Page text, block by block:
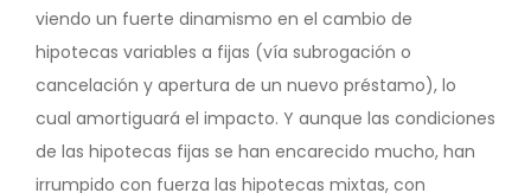
viendo un fuerte dinamismo en el cambio de
hipotecas variables a fijas (vía subrogación o
cancelación y apertura de un nuevo préstamo), lo
cual amortiguará el impacto. Y aunque las condiciones
de las hipotecas fijas se han encarecido mucho, han
irrumpido con fuerza las hipotecas mixtas, con